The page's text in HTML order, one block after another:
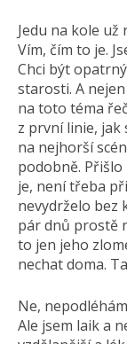
Jedu na kole už
Vím, čím to je.
Chci být
starosti. A
na toto téma
z první linie, jak
na nejhorší
podobně.
je, není třeba
nevydrželo bez
pár dnů prostě
to jen jeho
nechat doma.
Ne,
Ale jsem laik a